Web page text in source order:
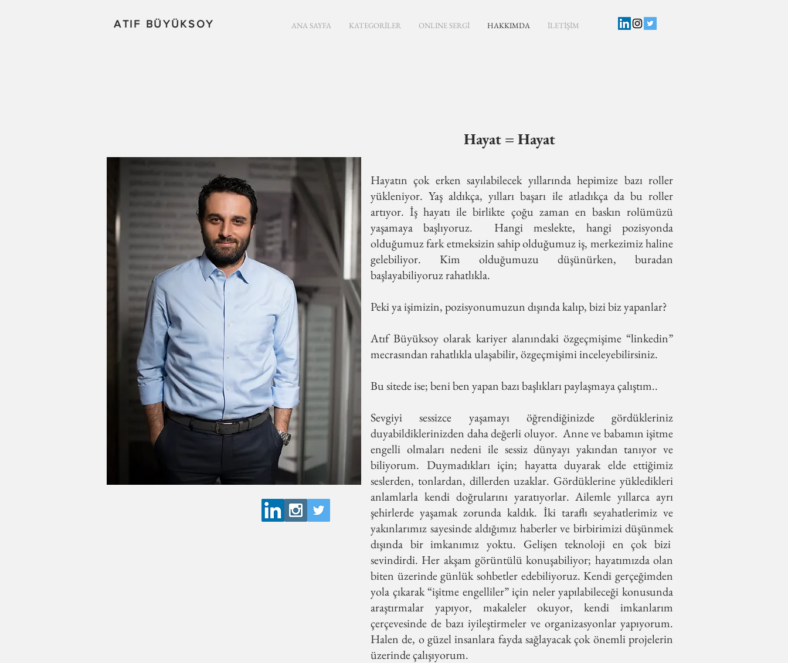
ATIF BÜYÜKSOY ANA SAYFA KATEGORİLER ONLINE SERGİ HAKKIMDA İLETİŞİM
Hayat = Hayat
Hayatın çok erken sayılabilecek yıllarında hepimize bazı roller
yükleniyor. Yaş aldıkça, yılları başarı ile atladıkça da bu roller
artıyor. İş hayatı ile birlikte çoğu zaman en baskın rolümüzü
yaşamaya başlıyoruz. Hangi meslekte, hangi pozisyonda
olduğumuz fark etmeksizin sahip olduğumuz iş, merkezimiz haline
gelebiliyor. Kim olduğumuzu düşünürken, buradan
başlayabiliyoruz rahatlıkla.
Peki ya işimizin, pozisyonumuzun dışında kalıp, bizi biz yapanlar?
Atıf Büyüksoy olarak kariyer alanındaki özgeçmişime “linkedin”
mecrasından rahatlıkla ulaşabilir, özgeçmişimi inceleyebilirsiniz.
Bu sitede ise; beni ben yapan bazı başlıkları paylaşmaya çalıştım..
Sevgiyi sessizce yaşamayı öğrendiğinizde gördükleriniz
duyabildiklerinizden daha değerli oluyor. Anne ve babamın işitme
engelli olmaları nedeni ile sessiz dünyayı yakından tanıyor ve
biliyorum. Duymadıkları için; hayatta duyarak elde ettiğimiz
seslerden, tonlardan, dillerden uzaklar. Gördüklerine yükledikleri
anlamlarla kendi doğrularını yaratıyorlar. Ailemle yıllarca ayrı
şehirlerde yaşamak zorunda kaldık. İki taraflı seyahatlerimiz ve
yakınlarımız sayesinde aldığımız haberler ve birbirimizi düşünmek
dışında bir imkanımız yoktu. Gelişen teknoloji en çok bizi
sevindirdi. Her akşam görüntülü konuşabiliyor; hayatımızda olan
biten üzerinde günlük sohbetler edebiliyoruz. Kendi gerçeğimden
yola çıkarak “işitme engelliler” için neler yapılabileceği konusunda
araştırmalar yapıyor, makaleler okuyor, kendi imkanlarım
çerçevesinde de bazı iyileştirmeler ve organizasyonlar yapıyorum.
Halen de, o güzel insanlara fayda sağlayacak çok önemli projelerin
üzerinde çalışıyorum.